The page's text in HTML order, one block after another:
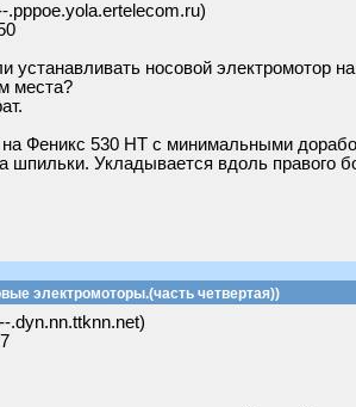
устанавливать носовой электромотор
места?
на Феникс 530 НТ с минимальными
шпильки. Укладывается вдоль правого
электромоторы.(часть четвертая))
.dyn.nn.ttknn.net)